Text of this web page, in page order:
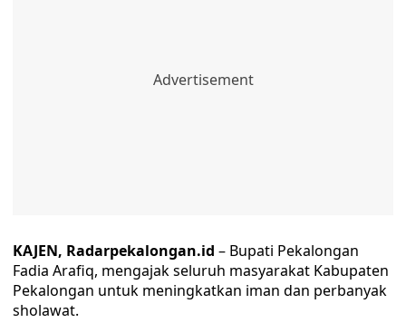
KAJEN, Radarpekalongan.id – Bupati Pekalongan
Fadia Arafiq, mengajak seluruh masyarakat Kabupaten
Pekalongan untuk meningkatkan iman dan perbanyak
sholawat.